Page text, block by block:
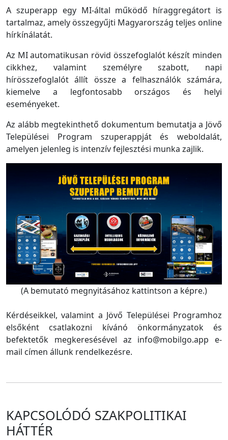
A szuperapp egy MI-által működő híraggregátort is
tartalmaz, amely összegyűjti Magyarország teljes online
hírkínálatát.
Az MI automatikusan rövid összefoglalót készít minden
cikkhez, valamint személyre szabott, napi
hírösszefoglalót állít össze a felhasználók számára,
kiemelve a legfontosabb országos és helyi
eseményeket.
Az alább megtekinthető dokumentum bemutatja a Jövő
Települései Program szuperappját és weboldalát,
amelyen jelenleg is intenzív fejlesztési munka zajlik.
(A bemutató megnyitásához kattintson a képre.)
Kérdéseikkel, valamint a Jövő Települései Programhoz
elsőként csatlakozni kívánó önkormányzatok és
befektetők megkeresésével az info@mobilgo.app e-
mail címen állunk rendelkezésre.
KAPCSOLÓDÓ SZAKPOLITIKAI
HÁTTÉR